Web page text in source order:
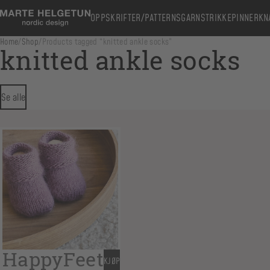
OPPSKRIFTER/PATTERNSGARNSTRIKKEPINNER
Home/Shop/ Products tagged “knitted ankle socks”
knitted ankle socks
Se alle
HappyFeetKJØP